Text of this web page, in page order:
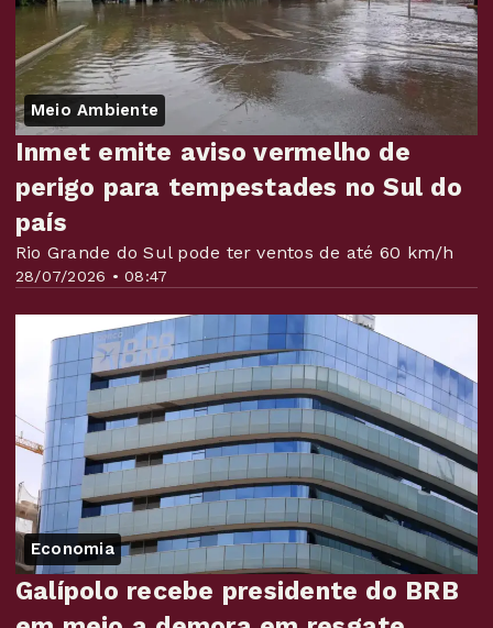
Meio Ambiente
28/07/2026 • 08:47
Inmet emite aviso vermelho de
perigo para tempestades no Sul do
país
Rio Grande do Sul pode ter ventos de até 60 km/h
Economia
Galípolo recebe presidente do BRB